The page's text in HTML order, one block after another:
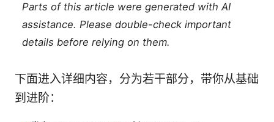
Parts of this article were generated with AI
assistance. Please double-check important
details before relying on them.
下面进入详细内容，分为若干部分，带你从基础
到进阶：